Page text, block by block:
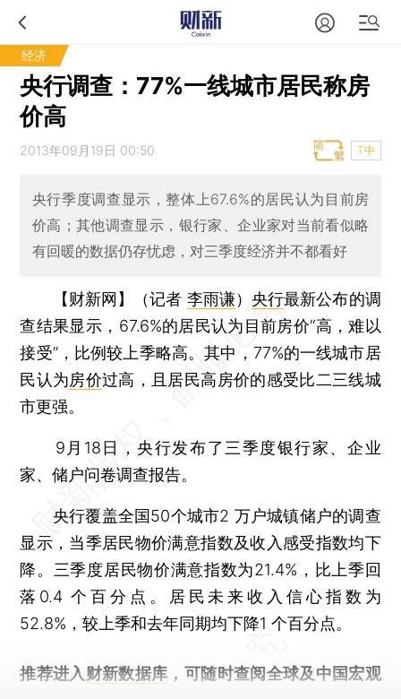
经济
央行调查：77%一线城市居民称房
价高
2013年09月19日 00:50 T中
央行季度调查显示，整体上67.6%的居民认为目前房
价高；其他调查显示，银行家、企业家对当前看似略
有回暖的数据仍存忧虑，对三季度经济并不都看好
【财新网】（记者 李雨谦） 央行最新公布的调
查结果显示，67.6%的居民认为目前房价“高，难以
接受”，比例较上季略高。其中，77%的一线城市居
民认为房价过高，且居民高房价的感受比二三线城
市更强。
9月18日，央行发布了三季度银行家、企业
家、储户问卷调查报告。
央行覆盖全国50个城市2 万户城镇储户的调查
显示，当季居民物价满意指数及收入感受指数均下
降。三季度居民物价满意指数为21.4%，比上季回
落0.4 个百分点。居民未来收入信心指数为
52.8%，较上季和去年同期均下降1 个百分点。
推荐进入 财新数据库 ，可随时查阅全球及中国宏观